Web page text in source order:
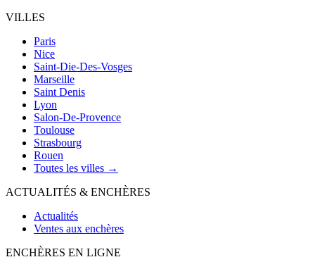
VILLES
Paris
Nice
Saint-Die-Des-Vosges
Marseille
Saint Denis
Lyon
Salon-De-Provence
Toulouse
Strasbourg
Rouen
Toutes les villes →
ACTUALITÉS & ENCHÈRES
Actualités
Ventes aux enchères
ENCHÈRES EN LIGNE